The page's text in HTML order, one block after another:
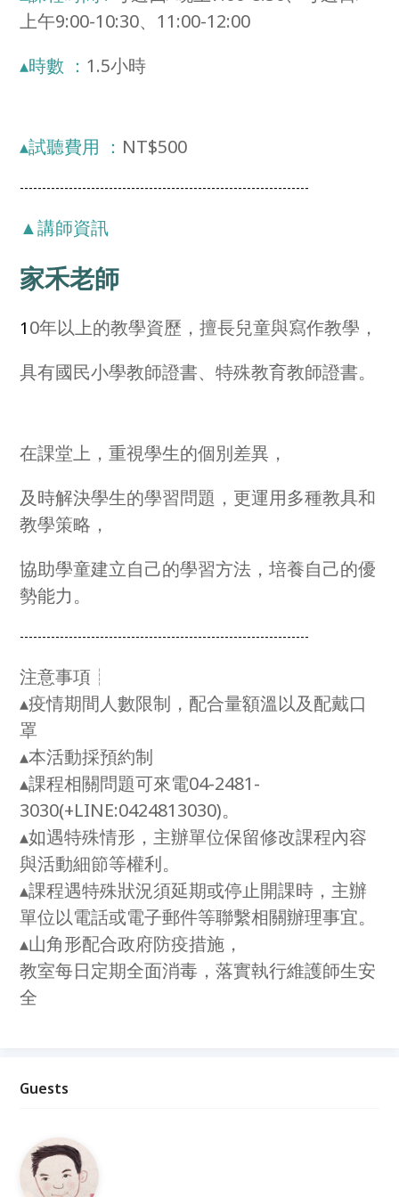
上午9:00-10:30、11:00-12:00
▴時數 ： 1.5小時
▴試聽費用 ： NT$500
-----------------------------------------------------------------
▲講師資訊
家禾老師
1 0年以上的教學資歷，擅長兒童與寫作教學，
具有國民小學教師證書、特殊教育教師證書。
在課堂上，重視學生的個別差異，
及時解決學生的學習問題，更運用多種教具和
教學策略，
協助學童建立自己的學習方法，培養自己的優
勢能力。
-----------------------------------------------------------------
注意事項┊
▴疫情期間人數限制，配合量額溫以及配戴口
罩
▴本活動採預約制
▴課程相關問題可來電04-2481-
3030(+LINE:0424813030)。
▴如遇特殊情形，主辦單位保留修改課程內容
與活動細節等權利。
▴課程遇特殊狀況須延期或停止開課時，主辦
單位以電話或電子郵件等聯繫相關辦理事宜。
▴山角形配合政府防疫措施，
教室每日定期全面消毒，落實執行維護師生安
全
Guests